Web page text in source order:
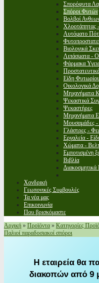
Σπορόφυτα
Σπόροι Φυτών
Βολβοί
Χλοοτάπητας
Αυτόματο
Βιολογικά
Λιπάσματα -
Φάρμακα
Είδη
Οικολογικά
Μηχανήματα
Ψεκαστικά
Ψεκαστήρες
Μηχανήματα
Μουσαμάδες -
Γλάστρες -
Εργαλεία -
Χώματα -
Εμποτισμένη
Βιβλία
Χονδρική
Γεωπονικές Συμβουλές
Τα νέα μας
Επικοινωνία
Που βρισκόμαστε
Αρχική » Προϊόντα » Κατηγορίες
Παλιοί παραδοσιακοί σπόροι
Η εταιρεία θα
διακοπών από 9